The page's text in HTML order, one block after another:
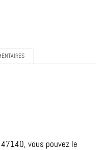
vous pouvez le